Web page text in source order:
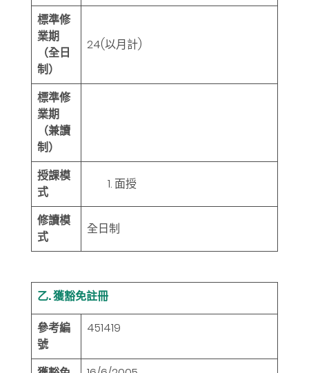
標準修
業期
（全日
制）
24(以月計)
標準修
業期
（兼讀
制）
授課模
式
面授
修讀模
式
全日制
乙. 獲豁免註冊
參考編
號
451419